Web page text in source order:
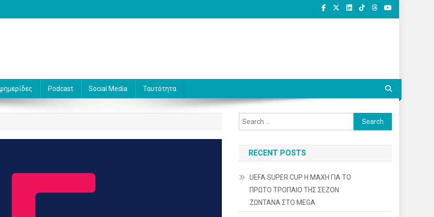
Podcast Social Media Ταυτότητα
Search
for:
RECENT POSTS
UEFA SUPER CUP Η ΜΑΧΗ ΓΙΑ ΤΟ
ΠΡΩΤΟ ΤΡΟΠΑΙΟ ΤΗΣ ΣΕΖΟΝ
ΖΩΝΤΑΝΑ ΣΤΟ MEGA